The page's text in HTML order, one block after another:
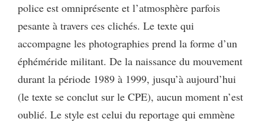
police est omniprésente et l’atmosphère parfois
pesante à travers ces clichés. Le texte qui
accompagne les photographies prend la forme d’un
éphéméride militant. De la naissance du mouvement
durant la période 1989 à 1999, jusqu’à aujourd’hui
(le texte se conclut sur le CPE), aucun moment n’est
oublié. Le style est celui du reportage qui emmène